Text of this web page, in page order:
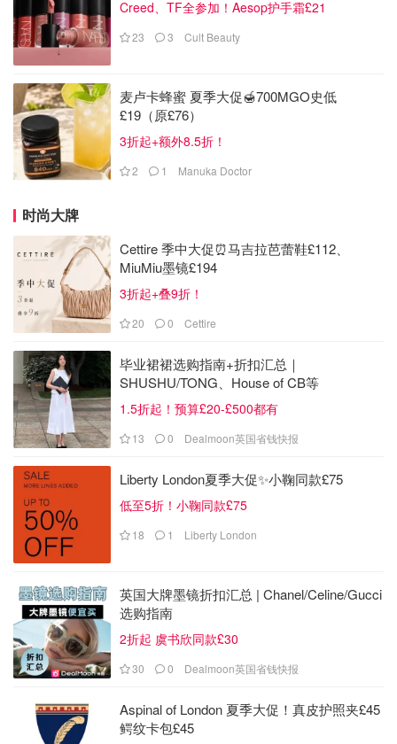
Creed、TF全参加！Aesop护手霜£21
23 3 Cult Beauty
麦卢卡蜂蜜 夏季大促🍯700MGO史低
£19（原£76）
3折起+额外8.5折！
2 1 Manuka Doctor
时尚大牌
Cettire 季中大促⏰马吉拉芭蕾鞋£112、
MiuMiu墨镜£194
3折起+叠9折！
20 0 Cettire
毕业裙裙选购指南+折扣汇总｜
SHUSHU/TONG、House of CB等
1.5折起！预算£20-£500都有
13 0 Dealmoon英国省钱快报
Liberty London夏季大促✨小鞠同款£75
低至5折！小鞠同款£75
18 1 Liberty London
英国大牌墨镜折扣汇总 | Chanel/Celine/Gucci
选购指南
2折起 虞书欣同款£30
30 0 Dealmoon英国省钱快报
Aspinal of London 夏季大促！真皮护照夹£45
鳄纹卡包£45